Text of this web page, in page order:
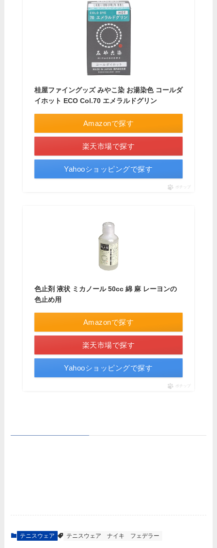
桂屋ファイングッズ みやこ染 お湯染色 コールダ
イホット ECO Col.70 エメラルドグリン
Amazonで探す
楽天市場で探す
Yahooショッピングで探す
ポチップ
色止剤 液状 ミカノール 50cc 綿 麻 レーヨンの
色止め用
Amazonで探す
楽天市場で探す
Yahooショッピングで探す
ポチップ
テニスウェア テニスウェア ナイキ フェデラー